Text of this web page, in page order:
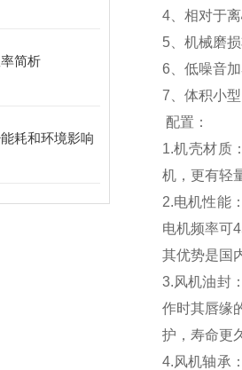
简析
耗和环境影响
4、相对于
5、机械磨
6、低噪音
7、体积小
配置：
1.机壳材质
机，更有轻
2.电机性能
电机频率可
其优势是国
3.风机油封
作时其唇缘
护，寿命更
4.风机轴承